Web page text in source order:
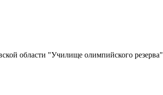
области "Училище олимпийского резерва"